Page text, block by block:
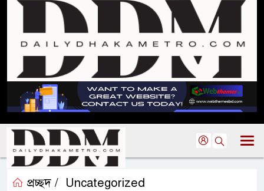
প্রচ্ছদ / Uncategorized